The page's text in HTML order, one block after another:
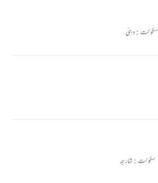
سکونت :دبئی
سکونت :شارجہ